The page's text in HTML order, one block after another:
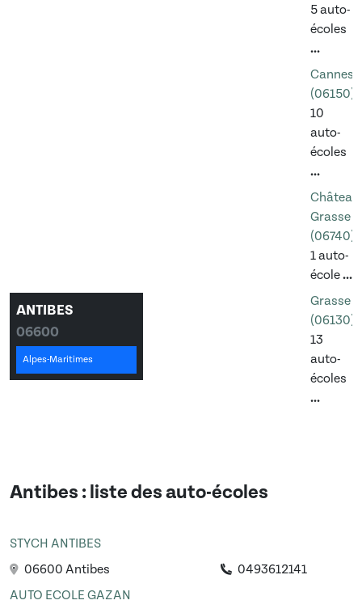
ANTIBES
06600
Alpes-Maritimes
5 auto-
écoles
...
Cannes
(06150)
10
auto-
écoles
...
Grasse
(06740)
1 auto-
école...
Grasse
(06130)
13
auto-
écoles
...
Antibes : liste des auto-écoles
STYCH ANTIBES
06600 Antibes
0493612141
AUTO ECOLE GAZAN